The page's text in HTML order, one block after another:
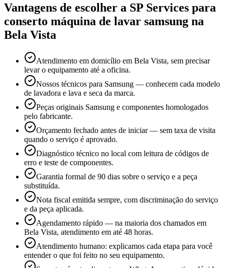
Vantagens de escolher a SP Services para
conserto máquina de lavar samsung na
Bela Vista
Atendimento em domicílio em Bela Vista, sem precisar
levar o equipamento até a oficina.
Nossos técnicos para Samsung — conhecem cada modelo
de lavadora e lava e seca da marca.
Peças originais Samsung e componentes homologados
pelo fabricante.
Orçamento fechado antes de iniciar — sem taxa de visita
quando o serviço é aprovado.
Diagnóstico técnico no local com leitura de códigos de
erro e teste de componentes.
Garantia formal de 90 dias sobre o serviço e a peça
substituída.
Nota fiscal emitida sempre, com discriminação do serviço
e da peça aplicada.
Agendamento rápido — na maioria dos chamados em
Bela Vista, atendimento em até 48 horas.
Atendimento humano: explicamos cada etapa para você
entender o que foi feito no seu equipamento.